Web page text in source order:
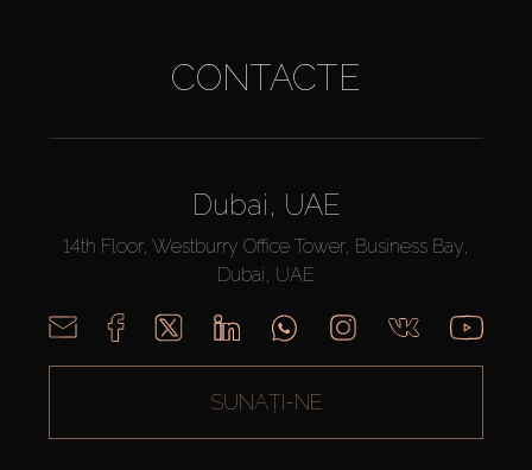
CONTACTE
Dubai, UAE
14th Floor, Westburry Office Tower, Business Bay,
Dubai, UAE
SUNAȚI-NE